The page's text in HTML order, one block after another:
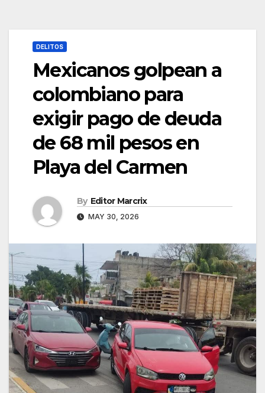
DELITOS
Mexicanos golpean a
colombiano para
exigir pago de deuda
de 68 mil pesos en
Playa del Carmen
By Editor Marcrix
MAY 30, 2026